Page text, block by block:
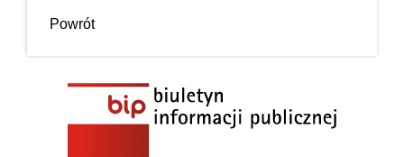
Powrót